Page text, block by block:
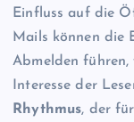
Einfluss auf die
Mails können die
Abmelden führen,
Interesse der
Rhythmus, der